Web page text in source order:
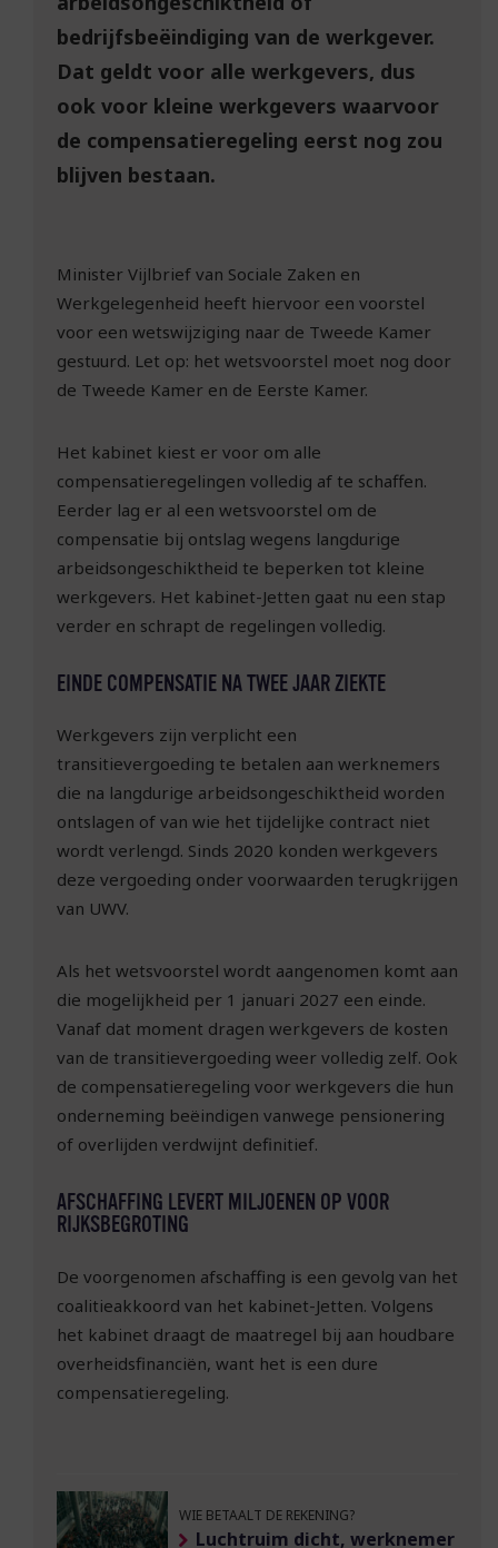
bedrijfsbeëindiging van de werkgever.
Dat geldt voor alle werkgevers, dus
ook voor kleine werkgevers waarvoor
de compensatieregeling eerst nog zou
blijven bestaan.
Minister Vijlbrief van Sociale Zaken en
Werkgelegenheid heeft hiervoor een voorstel
voor een wetswijziging naar de Tweede Kamer
gestuurd. Let op: het wetsvoorstel moet nog door
de Tweede Kamer en de Eerste Kamer.
Het kabinet kiest er voor om alle
compensatieregelingen volledig af te schaffen.
Eerder lag er al een wetsvoorstel om de
compensatie bij ontslag wegens langdurige
arbeidsongeschiktheid te beperken tot kleine
werkgevers. Het kabinet-Jetten gaat nu een stap
verder en schrapt de regelingen volledig.
EINDE COMPENSATIE NA TWEE JAAR ZIEKTE
Werkgevers zijn verplicht een
transitievergoeding te betalen aan werknemers
die na langdurige arbeidsongeschiktheid worden
ontslagen of van wie het tijdelijke contract niet
wordt verlengd. Sinds 2020 konden werkgevers
deze vergoeding onder voorwaarden terugkrijgen
van UWV.
Als het wetsvoorstel wordt aangenomen komt aan
die mogelijkheid per 1 januari 2027 een einde.
Vanaf dat moment dragen werkgevers de kosten
van de transitievergoeding weer volledig zelf. Ook
de compensatieregeling voor werkgevers die hun
onderneming beëindigen vanwege pensionering
of overlijden verdwijnt definitief.
AFSCHAFFING LEVERT MILJOENEN OP VOOR
RIJKSBEGROTING
De voorgenomen afschaffing is een gevolg van het
coalitieakkoord van het kabinet-Jetten. Volgens
het kabinet draagt de maatregel bij aan houdbare
overheidsfinanciën, want het is een dure
compensatieregeling.
WIE BETAALT DE REKENING?
Luchtruim dicht, werknemer